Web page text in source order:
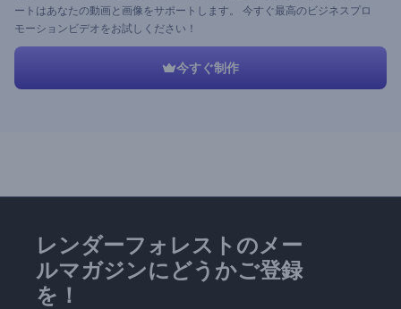
ートはあなたの動画と画像をサポートします。 今すぐ最高のビジネスプロ
モーションビデオをお試しください！
今すぐ制作
レンダーフォレストのメー
ルマガジンにどうかご登録
を！